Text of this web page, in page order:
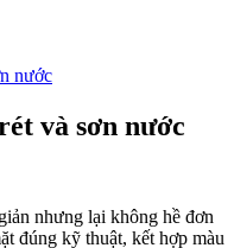
nước
và sơn nước
nhưng lại không hề đơn
đúng kỹ thuật, kết hợp màu